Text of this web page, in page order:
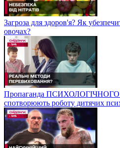
Загроза для здоров'я? Як
овочах?
Пропаганда
спотворюють роботу дитячих